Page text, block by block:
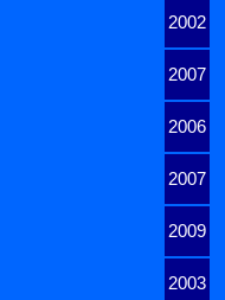
2002
2007
2006
2007
2009
2003